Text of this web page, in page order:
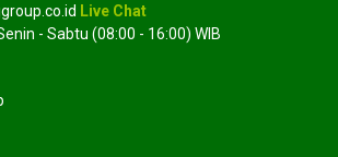
Live Chat
- Sabtu (08:00 - 16:00) WIB